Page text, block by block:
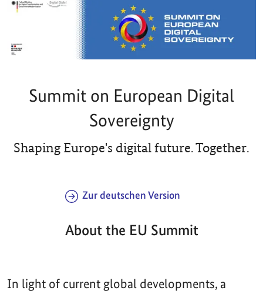
Summit on European Digital
Sovereignty
Shaping Europe's digital future. Together.
Zur deutschen Version
About the EU Summit
In light of current global developments, a